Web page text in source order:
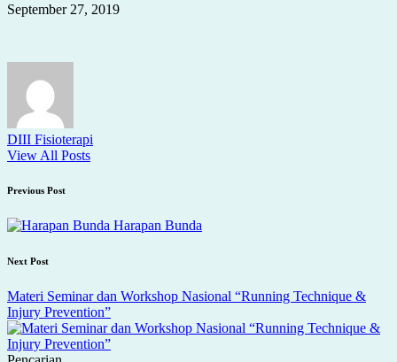
September 27, 2019
DIII Fisioterapi
View All Posts
Post
navigation
Previous Post
Harapan Bunda
Next Post
Materi Seminar dan Workshop Nasional “Running Technique &
Injury Prevention”